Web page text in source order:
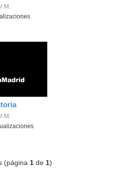
M.
M.
(página 1 de 1)